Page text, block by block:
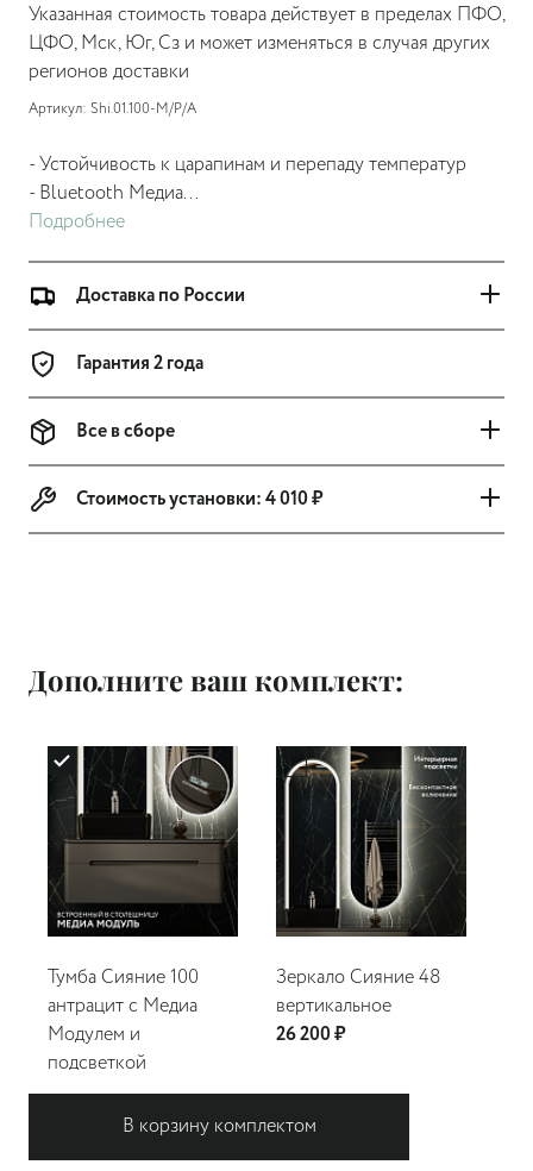
Указанная стоимость товара действует в пределах ПФО,
ЦФО, Мск, Юг, Сз и может изменяться в случая других
регионов доставки
Артикул: Shi.01.100-M/P/A
- Устойчивость к царапинам и перепаду температур
- Bluetooth Медиа...
Подробнее
Доставка по России
Гарантия 2 года
Все в сборе
Стоимость установки:4 010 ₽
Дополните ваш комплект:
Тумба Сияние 100
антрацит с Медиа
Модулем и
подсветкой
87 615 ₽
Зеркало Сияние 48
вертикальное
26 200 ₽
В корзину комплектом